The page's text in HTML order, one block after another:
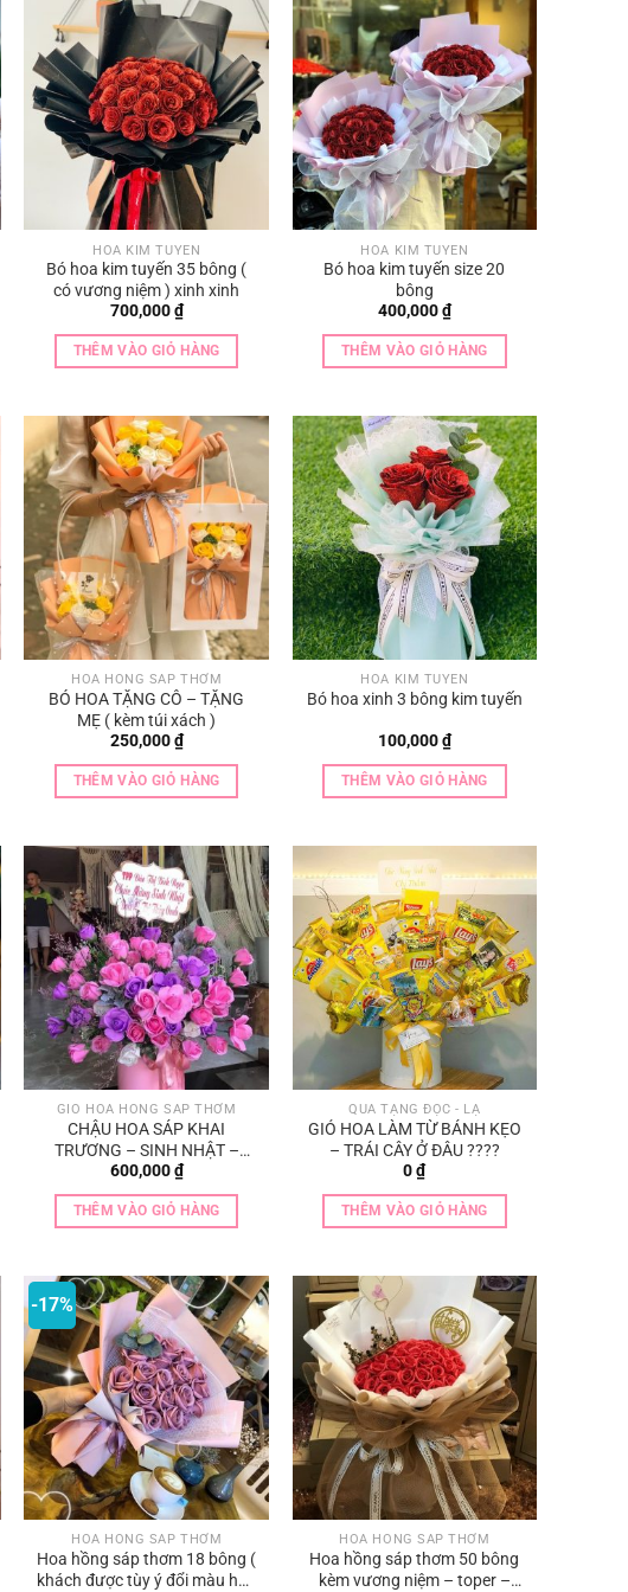
HOA KIM TUYẾN
Bó hoa kim tuyến 35 bông (
có vương niệm ) xinh xinh
700,000₫
THÊM VÀO GIỎ HÀNG
HOA KIM TUYẾN
Bó hoa kim tuyến size 20
bông
400,000₫
THÊM VÀO GIỎ HÀNG
HOA HỒNG SÁP THƠM
BÓ HOA TẶNG CÔ – TẶNG
MẸ ( kèm túi xách )
250,000₫
THÊM VÀO GIỎ HÀNG
HOA KIM TUYẾN
Bó hoa xinh 3 bông kim tuyến
100,000₫
THÊM VÀO GIỎ HÀNG
GIỎ HOA HỒNG SÁP THƠM
CHẬU HOA SÁP KHAI
TRƯƠNG – SINH NHẬT –
QUÀ TẶNG
600,000₫
THÊM VÀO GIỎ HÀNG
QUÀ TẶNG ĐỘC - LẠ
GIỎ HOA LÀM TỪ BÁNH KẸO
– TRÁI CÂY Ở ĐÂU ????
0₫
THÊM VÀO GIỎ HÀNG
-17%
HOA HỒNG SÁP THƠM
Hoa hồng sáp thơm 18 bông (
khách được tùy ý đổi màu hoa
HOA HỒNG SÁP THƠM
Hoa hồng sáp thơm 50 bông
kèm vương niệm – toper –